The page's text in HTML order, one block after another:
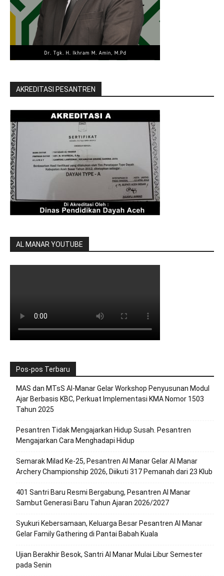
AKREDITASI PESANTREN
AL MANAR YOUTUBE
Pos-pos Terbaru
MAS dan MTsS Al-Manar Gelar Workshop Penyusunan Modul
Ajar Berbasis KBC, Perkuat Implementasi KMA Nomor 1503
Tahun 2025
Pesantren Tidak Mengajarkan Hidup Susah. Pesantren
Mengajarkan Cara Menghadapi Hidup
Semarak Milad Ke-25, Pesantren Al Manar Gelar Al Manar
Archery Championship 2026, Diikuti 317 Pemanah dari 23 Klub
401 Santri Baru Resmi Bergabung, Pesantren Al Manar
Sambut Generasi Baru Tahun Ajaran 2026/2027
Syukuri Kebersamaan, Keluarga Besar Pesantren Al Manar
Gelar Family Gathering di Pantai Babah Kuala
Ujian Berakhir Besok, Santri Al Manar Mulai Libur Semester
pada Senin